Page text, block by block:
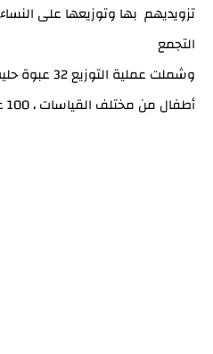
تزويديهم بها وتوزيعها على
التجمع